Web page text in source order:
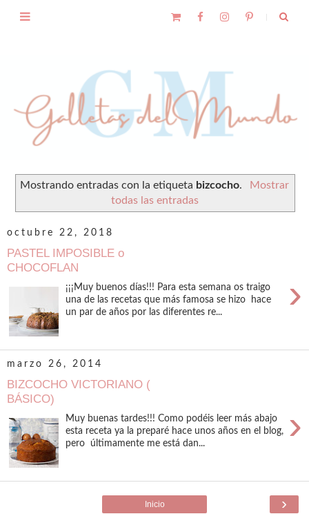
Mostrando entradas con la etiqueta bizcocho.
Mostrar
todas las entradas
octubre 22, 2018
PASTEL IMPOSIBLE o
CHOCOFLAN
›
¡¡¡Muy buenos días!!! Para esta semana os traigo
una de las recetas que más famosa se hizo hace
un par de años por las diferentes re...
marzo 26, 2014
BIZCOCHO VICTORIANO (
BÁSICO)
›
Muy buenas tardes!!! Como podéis leer más abajo
esta receta ya la preparé hace unos años en el blog,
pero últimamente me está dan...
›
Inicio